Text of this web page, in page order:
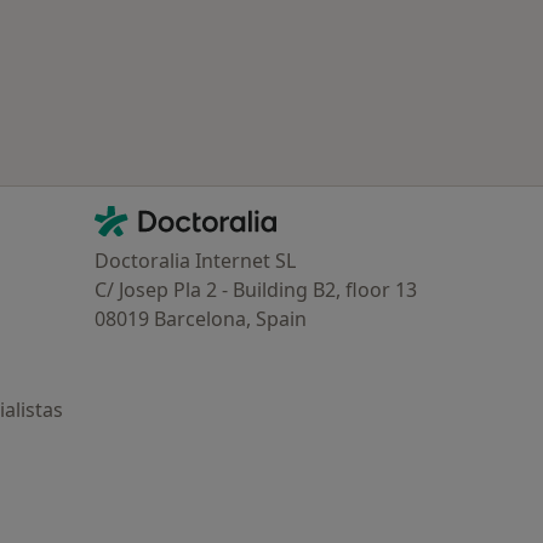
Contacto
Doctoralia - Página de inicio
Doctoralia Internet SL
C/ Josep Pla 2 - Building B2, floor 13
08019 Barcelona, Spain